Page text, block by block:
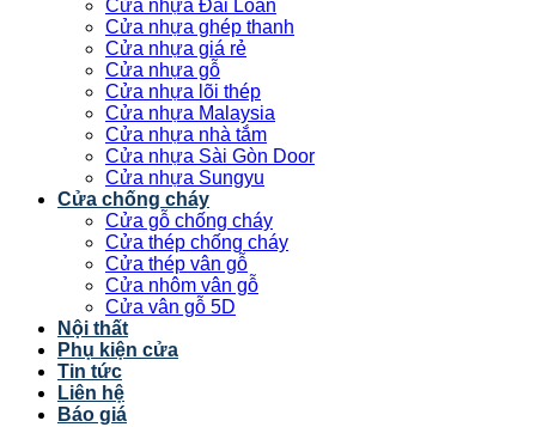
Cửa nhựa Đài Loan
Cửa nhựa ghép thanh
Cửa nhựa giá rẻ
Cửa nhựa gỗ
Cửa nhựa lõi thép
Cửa nhựa Malaysia
Cửa nhựa nhà tắm
Cửa nhựa Sài Gòn Door
Cửa nhựa Sungyu
Cửa chống cháy
Cửa gỗ chống cháy
Cửa thép chống cháy
Cửa thép vân gỗ
Cửa nhôm vân gỗ
Cửa vân gỗ 5D
Nội thất
Phụ kiện cửa
Tin tức
Liên hệ
Báo giá